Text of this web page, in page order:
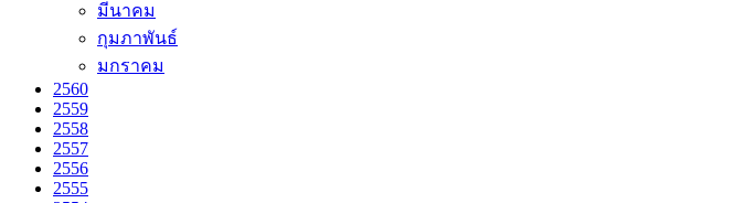
มีนาคม
กุมภาพันธ์
มกราคม
2560
2559
2558
2557
2556
2555